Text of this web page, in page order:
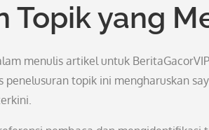
Topik yang
menulis artikel untuk
penelusuran topik ini mengharuskan